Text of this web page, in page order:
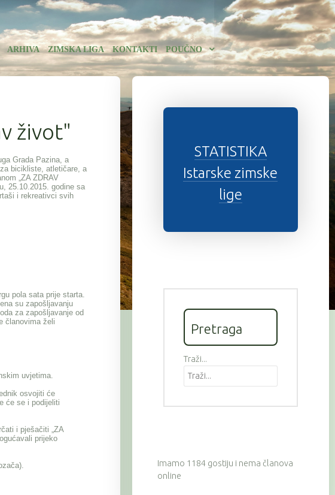
ARHIVA ZIMSKA LIGA KONTAKTI POUČNO
život"
Grada Pazina, a
bicikliste, atletičare, a
„ZA ZDRAV
25.10.2015. godine sa
i rekreativci svih
pola sata prije starta.
su zapošljavanju
za zapošljavanje od
članovima želi
uvjetima.
osvojiti će
će se i podijeliti
i pješačiti „ZA
prijeko
STATISTIKA
Istarske zimske
lige
Pretraga
Traži...
Imamo 1184 gostiju i nema članova
online